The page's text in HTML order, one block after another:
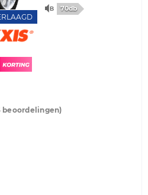
70db
beoordelingen)